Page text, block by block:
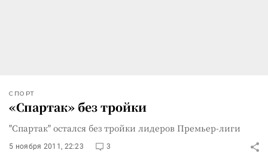
СПОРТ
«Спартак» без тройки
"Спартак" остался без тройки лидеров Премьер-лиги
5 ноября 2011, 22:23 3